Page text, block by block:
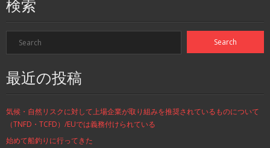
検索
最近の投稿
気候・自然リスクに対して上場企業が取り組みを推奨されているものについて
（TNFD・TCFD）/EUでは義務付けられている
始めて船釣りに行ってきた